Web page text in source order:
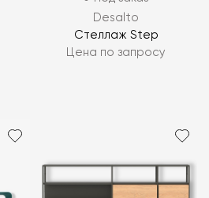
Desalto
Стеллаж Step
Цена по запросу